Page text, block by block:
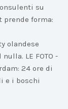
su
prende forma:
olandese
LE FOTO -
24 ore di
e i boschi